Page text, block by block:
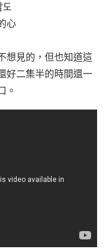
도
心
想見的，但也知道這
好二集半的時間還一
。